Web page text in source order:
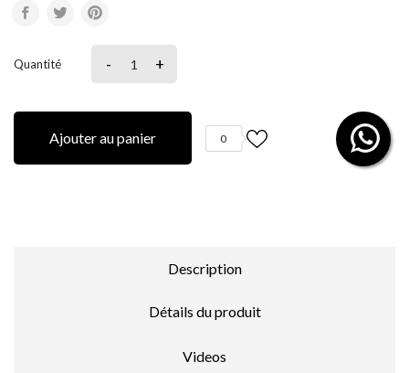
Quantité - +
Ajouter au panier 0
Description
Détails du produit
Videos